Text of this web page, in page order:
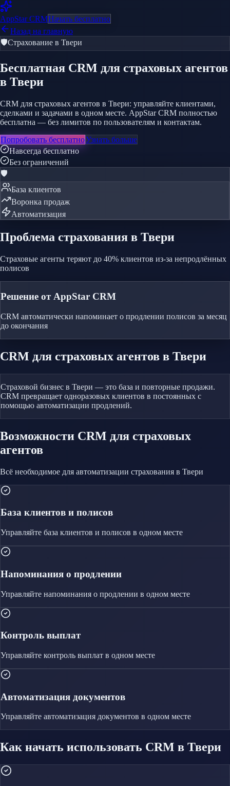
AppStarCRMНачать бесплатно
Назад на главную
🛡️Страхование в Твери
Бесплатная CRM для страховых агентов
в Твери
CRM для страховых агентов в Твери: управляйте клиентами,
сделками и задачами в одном месте. AppStar CRM полностью
бесплатна — без лимитов по пользователям и контактам.
Попробовать бесплатноУзнать больше
Навсегда бесплатно
Без ограничений
🛡️
База клиентов
Воронка продаж
Автоматизация
Проблема страхования в Твери
Страховые агенты теряют до 40% клиентов из-за непродлённых
полисов
Решение от AppStar CRM
CRM автоматически напоминает о продлении полисов за месяц
до окончания
CRM для страховых агентов в Твери
Страховой бизнес в Твери — это база и повторные продажи.
CRM превращает одноразовых клиентов в постоянных с
помощью автоматизации продлений.
Возможности CRM для страховых
агентов
Всё необходимое для автоматизации страхования в Твери
База клиентов и полисов
Управляйте база клиентов и полисов в одном месте
Напоминания о продлении
Управляйте напоминания о продлении в одном месте
Контроль выплат
Управляйте контроль выплат в одном месте
Автоматизация документов
Управляйте автоматизация документов в одном месте
Как начать использовать CRM в Твери